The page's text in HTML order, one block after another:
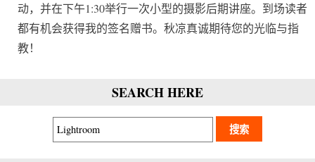
动，并在下午1:30举行一次小型的摄影后期讲座。到场读者
都有机会获得我的签名赠书。秋凉真诚期待您的光临与指
教！
SEARCH HERE